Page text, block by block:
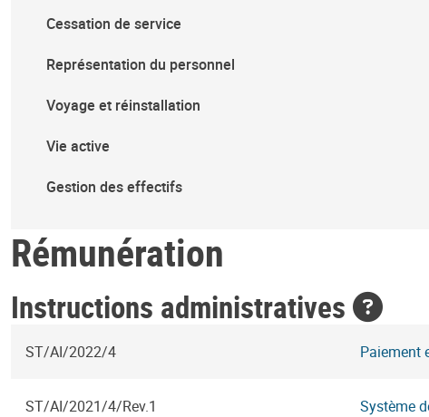
Cessation de service
Représentation du personnel
Voyage et réinstallation
Vie active
Gestion des effectifs
Rémunération
Instructions administratives
ST/AI/2022/4 Paiement
ST/AI/2021/4/Rev.1 Système